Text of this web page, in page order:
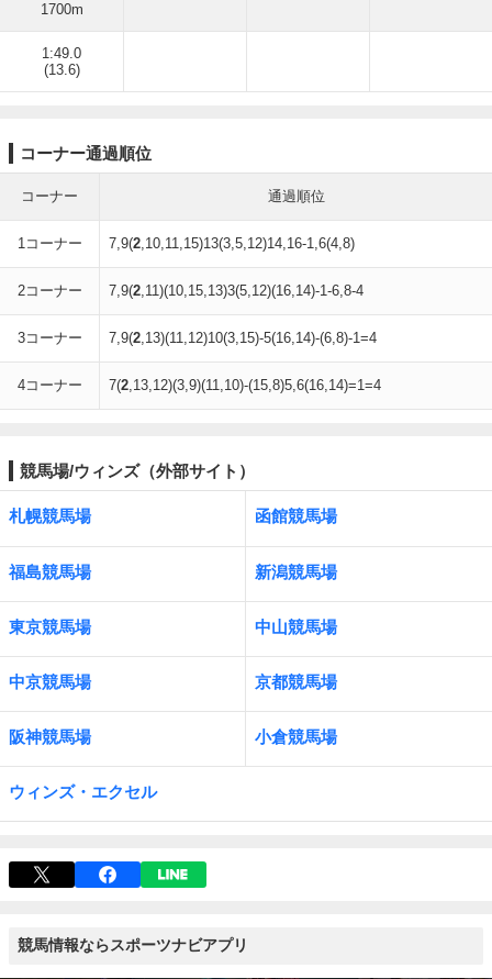
1700m
1:49.0
(13.6)
コーナー通過順位
コーナー 通過順位
1コーナー 7,9(2,10,11,15)13(3,5,12)14,16-1,6(4,8)
2コーナー 7,9(2,11)(10,15,13)3(5,12)(16,14)-1-6,8-4
3コーナー 7,9(2,13)(11,12)10(3,15)-5(16,14)-(6,8)-1=4
4コーナー 7(2,13,12)(3,9)(11,10)-(15,8)5,6(16,14)=1=4
競馬場/ウィンズ（外部サイト）
札幌競馬場 函館競馬場
福島競馬場 新潟競馬場
東京競馬場 中山競馬場
中京競馬場 京都競馬場
阪神競馬場 小倉競馬場
ウィンズ・エクセル
競馬情報ならスポーツナビアプリ